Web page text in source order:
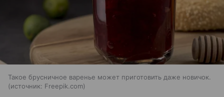
Такое брусничное варенье может приготовить даже новичок.
источник: Freepik.com